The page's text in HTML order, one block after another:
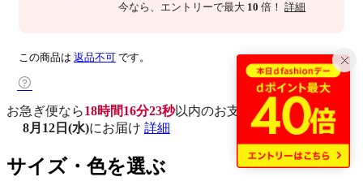
今なら 、エントリーで最大 10 倍！詳細
この商品は 返品不可 です。
お急ぎ便なら18時間16分22秒以内のお支払いで
8月12日(水)にお届け 詳細
サイズ・色を選ぶ